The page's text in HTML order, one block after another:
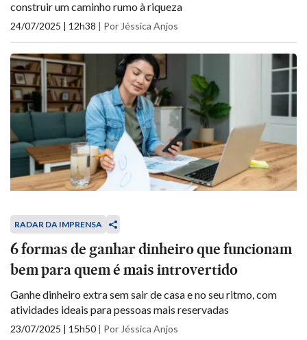
construir um caminho rumo à riqueza
24/07/2025 | 12h38 | Por Jéssica Anjos
RADAR DA IMPRENSA
6 formas de ganhar dinheiro que funcionam
bem para quem é mais introvertido
Ganhe dinheiro extra sem sair de casa e no seu ritmo, com
atividades ideais para pessoas mais reservadas
23/07/2025 | 15h50 | Por Jéssica Anjos